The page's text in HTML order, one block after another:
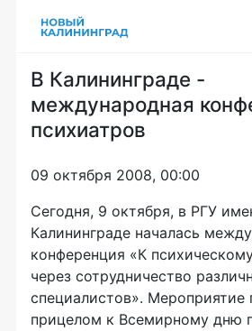
В Калининграде -
международная
психиатров
09 октября 2008, 00:00
Сегодня, 9 октября, в РГУ
Калининграде началась
конференция «К
через сотрудничество
специалистов». Мероприятие
прицелом к Всемирному дню